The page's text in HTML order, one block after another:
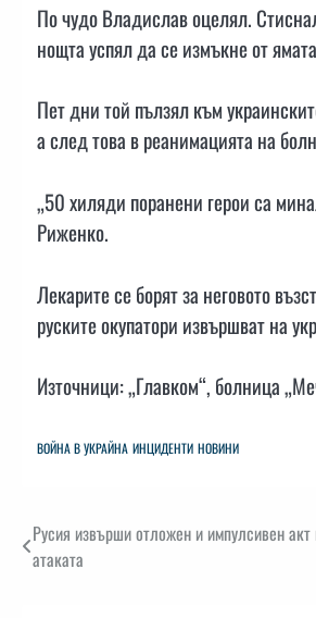
По чудо Владислав оцелял.
нощта успял да се измъкне от
Пет дни той пълзял към
а след това в реанимацията на
„50 хиляди поранени герои са
Риженко.
Лекарите се борят за неговото
руските окупатори извършват на
Източници: „Главком“, болница
ВОЙНА В УКРАЙНА ИНЦИДЕНТИ НОВИНИ
Навигация
Русия извърши отложен и импулсивен
атаката